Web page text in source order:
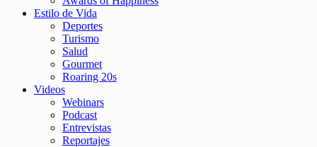
Estilo de Vida
Deportes
Turismo
Salud
Gourmet
Roaring 20s
Videos
Webinars
Podcast
Entrevistas
Reportajes